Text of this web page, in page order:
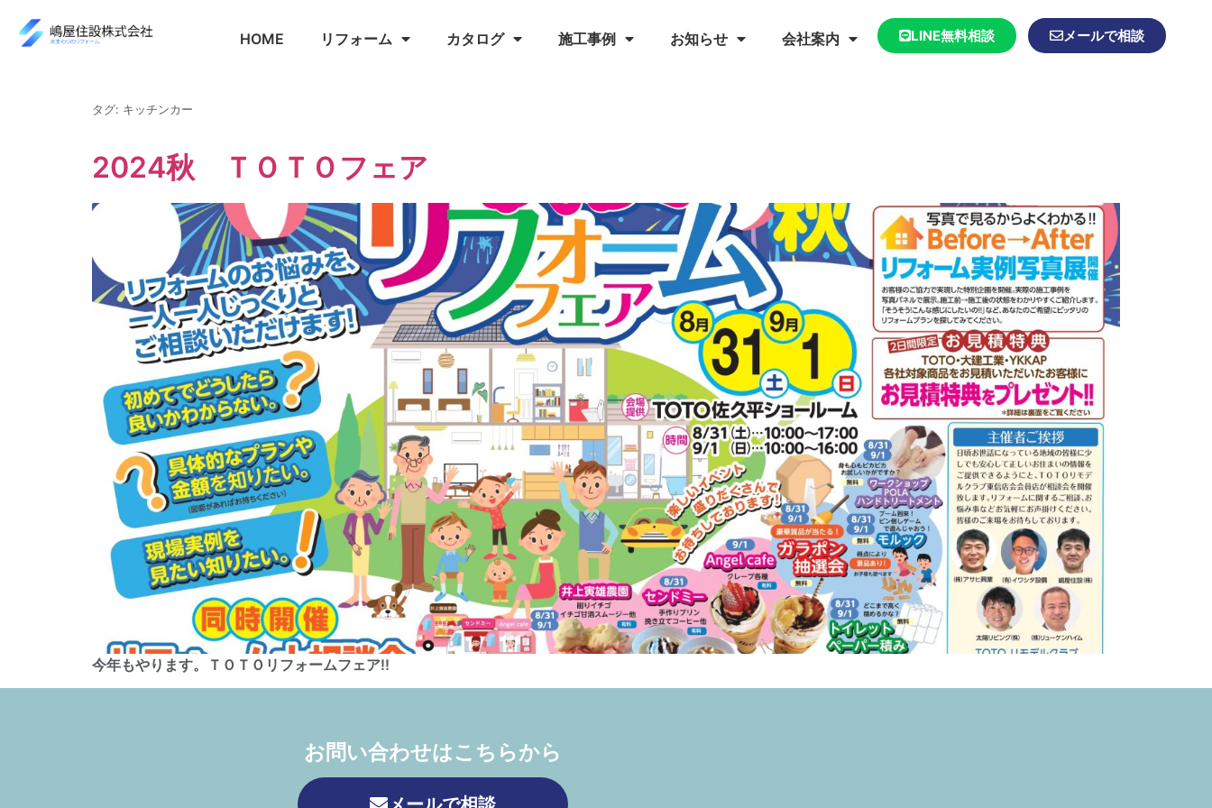
HOME リフォーム カタログ 施工事例 お知らせ 会社案内 LINE無料相談 メールで相談
タグ: キッチンカー
2024秋 ＴＯＴＯフェア
今年もやります。ＴＯＴＯリフォームフェア!!
お問い合わせはこちらから